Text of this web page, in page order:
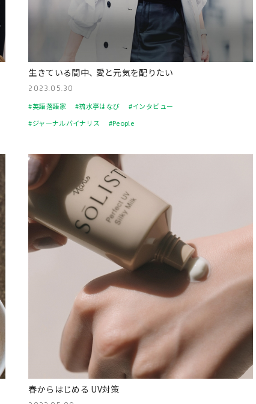
生きている間中、 愛と元気を配りたい
2023.05.30
#英語落語家 #琉水亭はなび
#インタビュー
#ジャーナルバイナリス
#People
春からはじめる UV対策